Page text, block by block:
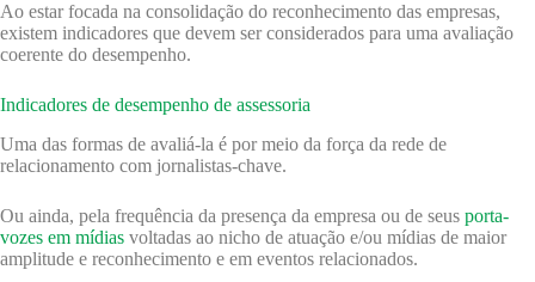
Ao estar focada na consolidação do reconhecimento das empresas,
existem indicadores que devem ser considerados para uma avaliação
coerente do desempenho.
Indicadores de desempenho de assessoria
Uma das formas de avaliá-la é por meio da força da rede de
relacionamento com jornalistas-chave.
Ou ainda, pela frequência da presença da empresa ou de seus porta-
vozes em mídias voltadas ao nicho de atuação e/ou mídias de maior
amplitude e reconhecimento e em eventos relacionados.